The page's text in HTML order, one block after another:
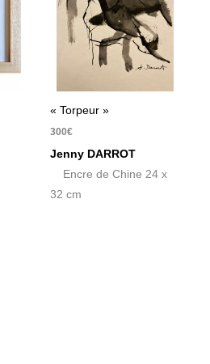
« Torpeur »
300€
Jenny DARROT
Encre de Chine 24 x
32 cm